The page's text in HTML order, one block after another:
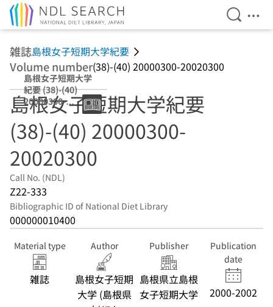
Open
雑誌島根女子短期大学紀要
Volume number(38)-(40) 20000300-20020300
島根女子短期大学
紀要 (38)-(40)
20000300-
20020300
島根女子短期大学紀要
(38)-(40) 20000300-
20020300
Call No. (NDL)
Z22-333
Bibliographic ID of National Diet Library
000000010400
Material type
雑誌
Author
島根女子短期
大学 (島根県
Publisher
島根県立島根
女子短期大学
Publication
date
2000-2002